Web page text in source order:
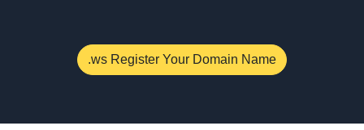
.ws Register Your Domain Name